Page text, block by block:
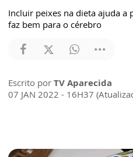
Incluir peixes na dieta ajuda a
faz bem para o cérebro
Escrito por TV Aparecida
07 JAN 2022 - 16H37